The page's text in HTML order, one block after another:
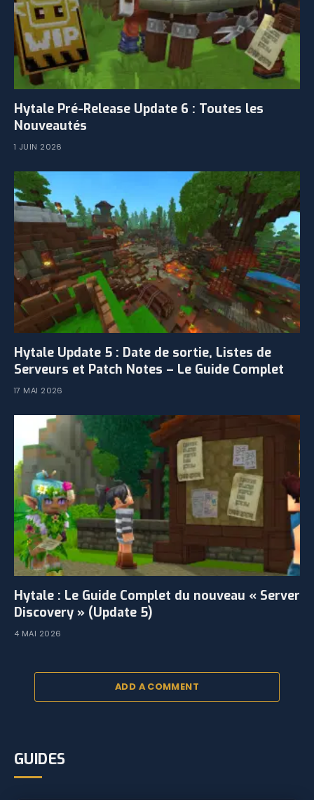
Hytale Pré-Release Update 6 : Toutes les
Nouveautés
1 JUIN 2026
Hytale Update 5 : Date de sortie, Listes de
Serveurs et Patch Notes – Le Guide Complet
17 MAI 2026
Hytale : Le Guide Complet du nouveau « Server
Discovery » (Update 5)
4 MAI 2026
ADD A COMMENT
GUIDES